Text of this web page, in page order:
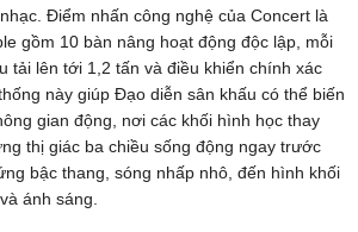
Điểm nhấn công nghệ của Concert là
gồm 10 bàn nâng hoạt động độc lập, mỗi
tải lên tới 1,2 tấn và điều khiển chính xác
này giúp Đạo diễn sân khấu có thể biến
gian động, nơi các khối hình học thay
thị giác ba chiều sống động ngay trước
bậc thang, sóng nhấp nhô, đến hình khối
ánh sáng.